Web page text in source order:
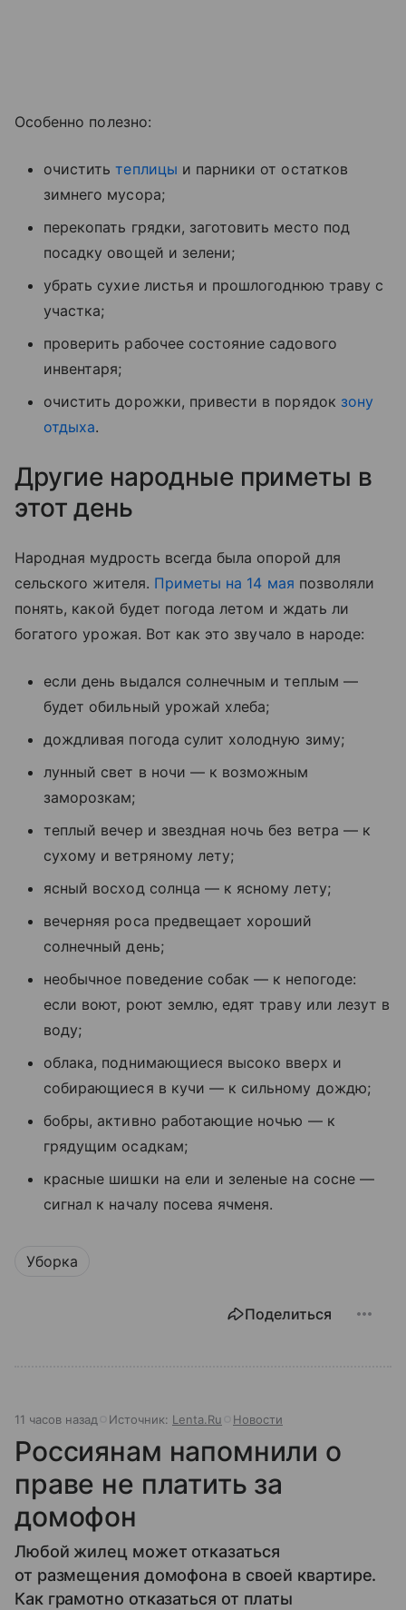
Особенно полезно:
очиститьтеплицы и парники от остатков
зимнего мусора;
перекопать грядки, заготовить место под
посадку овощей и зелени;
убрать сухие листья и прошлогоднюю траву с
участка;
проверить рабочее состояние садового
инвентаря;
очистить дорожки, привести в порядок зону
отдыха.
Другие народные приметы в
этот день
Народная мудрость всегда была опорой для
сельского жителя. Приметы на 14 мая позволяли
понять, какой будет погода летом и ждать ли
богатого урожая. Вот как это звучало в народе:
если день выдался солнечным и теплым —
будет обильный урожай хлеба;
дождливая погода сулит холодную зиму;
лунный свет в ночи — к возможным
заморозкам;
теплый вечер и звездная ночь без ветра — к
сухому и ветряному лету;
ясный восход солнца — к ясному лету;
вечерняя роса предвещает хороший
солнечный день;
необычное поведение собак — к непогоде:
если воют, роют землю, едят траву или лезут в
воду;
облака, поднимающиеся высоко вверх и
собирающиеся в кучи — к сильному дождю;
бобры, активно работающие ночью — к
грядущим осадкам;
красные шишки на ели и зеленые на сосне —
сигнал к началу посева ячменя.
Уборка
Поделиться
11 часов назад Источник: Lenta.Ru Новости
Россиянам напомнили о
праве не платить за
домофон
Любой жилец может отказаться
от размещения домофона в своей квартире.
Как грамотно отказаться от платы